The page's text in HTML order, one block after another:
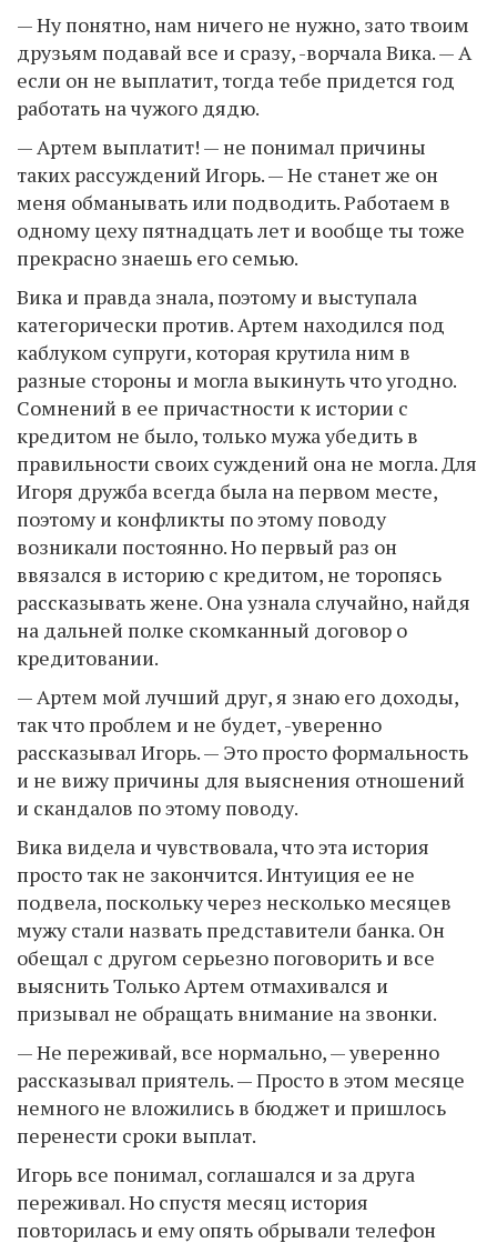
— Ну понятно, нам ничего не нужно, зато твоим
друзьям подавай все и сразу, -ворчала Вика. — А
если он не выплатит, тогда тебе придется год
работать на чужого дядю.
— Артем выплатит! — не понимал причины
таких рассуждений Игорь. — Не станет же он
меня обманывать или подводить. Работаем в
одному цеху пятнадцать лет и вообще ты тоже
прекрасно знаешь его семью.
Вика и правда знала, поэтому и выступала
категорически против. Артем находился под
каблуком супруги, которая крутила ним в
разные стороны и могла выкинуть что угодно.
Сомнений в ее причастности к истории с
кредитом не было, только мужа убедить в
правильности своих суждений она не могла. Для
Игоря дружба всегда была на первом месте,
поэтому и конфликты по этому поводу
возникали постоянно. Но первый раз он
ввязался в историю с кредитом, не торопясь
рассказывать жене. Она узнала случайно, найдя
на дальней полке скомканный договор о
кредитовании.
— Артем мой лучший друг, я знаю его доходы,
так что проблем и не будет, -уверенно
рассказывал Игорь. — Это просто формальность
и не вижу причины для выяснения отношений
и скандалов по этому поводу.
Вика видела и чувствовала, что эта история
просто так не закончится. Интуиция ее не
подвела, поскольку через несколько месяцев
мужу стали назвать представители банка. Он
обещал с другом серьезно поговорить и все
выяснить Только Артем отмахивался и
призывал не обращать внимание на звонки.
— Не переживай, все нормально, — уверенно
рассказывал приятель. — Просто в этом месяце
немного не вложились в бюджет и пришлось
перенести сроки выплат.
Игорь все понимал, соглашался и за друга
переживал. Но спустя месяц история
повторилась и ему опять обрывали телефон